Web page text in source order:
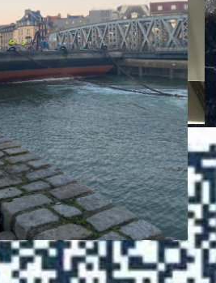
Colbert
la passerelle Colbert